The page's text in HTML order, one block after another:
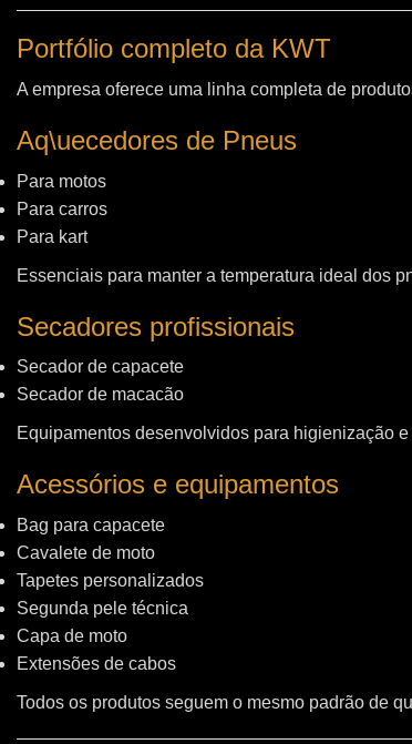
Portfólio completo da KWT
A empresa oferece uma linha completa de
Aq\uecedores de Pneus
Para motos
Para carros
Para kart
Essenciais para manter a temperatura ideal dos
Secadores profissionais
Secador de capacete
Secador de macacão
Equipamentos desenvolvidos para higienização
Acessórios e equipamentos
Bag para capacete
Cavalete de moto
Tapetes personalizados
Segunda pele técnica
Capa de moto
Extensões de cabos
Todos os produtos seguem o mesmo padrão de